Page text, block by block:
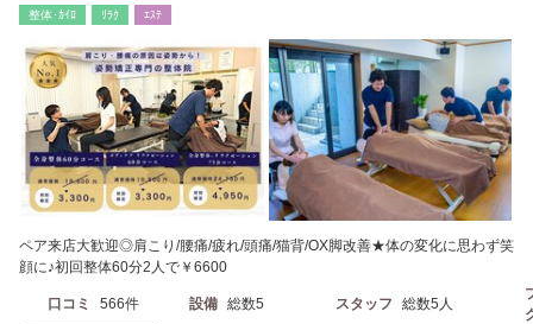
整体･ｶｲﾛ ﾘﾗｸ ｴｽﾃ
ペア来店大歓迎◎肩こり/腰痛/疲れ/頭痛/猫背/OX脚改善★体の変化に思わず笑
顔に♪初回整体60分2人で￥6600
口コミ 566件 設備 総数5 スタッフ 総数5人